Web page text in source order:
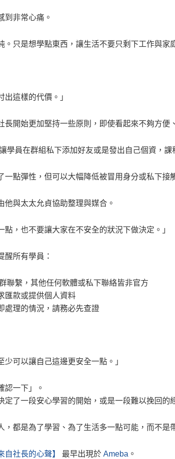
到非常心痛。
。只是想學點東西，讓生活不要只剩下工作與家
出這樣的代價。」
長開始更加堅持一些原則，即使看起來不夠方便
學員在群組私下添加好友或是發出自己個資，課
一點彈性，但可以大幅降低被冒用身分或私下接
他與太太允貞協助整理與媒合。
點，也不要讓大家在不安全的狀況下做決定。」
醒所有學員：
聯繫，其他任何軟體或私下聯絡皆非官方
匯款或提供個人資料
處理的情況，請務必先查證
少可以讓自己這邊更安全一點。」
認一下」。
定了一段安心學習的開始，或是一段難以挽回的
，都是為了學習、為了生活多一點可能，而不是
自社長的心聲】 最早出現於 Ameba 。